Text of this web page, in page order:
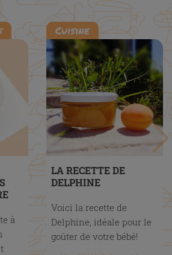
à
LA RECETTE DE
DELPHINE
Cuisine
Voici la recette de
Delphine, idéale pour le
goûter de votre bébé!